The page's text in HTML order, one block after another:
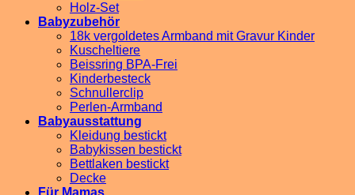
Holz-Set
Babyzubehör
18k vergoldetes Armband mit Gravur Kinder
Kuscheltiere
Beissring BPA-Frei
Kinderbesteck
Schnullerclip
Perlen-Armband
Babyausstattung
Kleidung bestickt
Babykissen bestickt
Bettlaken bestickt
Decke
Für Mamas